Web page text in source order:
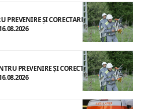
PREVENIRE ȘI CORECTARE AVARII –
PREVENIRE ȘI CORECTARE AVARII –